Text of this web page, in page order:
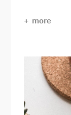
more